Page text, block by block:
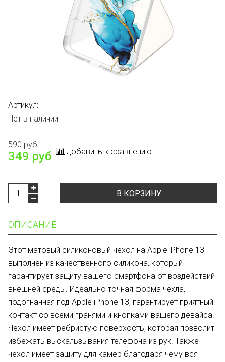
Артикул:
Нет в наличии
590 руб
349 руб добавить к сравнению
В КОРЗИНУ
ОПИСАНИЕ
Этот матовый силиконовый чехол на Apple iPhone 13
выполнен из качественного силикона, который
гарантирует защиту вашего смартфона от воздействий
внешней среды. Идеально точная форма чехла,
подогнанная под Apple iPhone 13, гарантирует приятный
контакт со всеми гранями и кнопками вашего девайса.
Чехол имеет ребристую поверхость, которая позволит
избежать выскальзывания телефона из рук. Также
чехол имеет защиту для камер благодаря чему вся